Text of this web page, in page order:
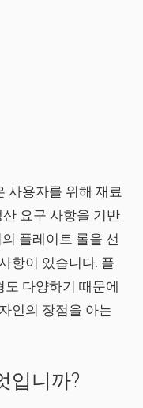
사용자를 위해 재료
요구 사항을 기반
플레이트 롤을 선
항이 있습니다. 플
다양하기 때문에
인의 장점을 아는
입니까?